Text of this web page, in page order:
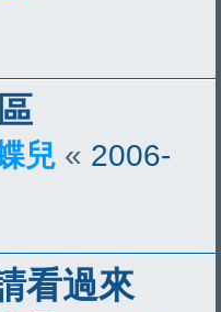
兒 « 2006-
看過來